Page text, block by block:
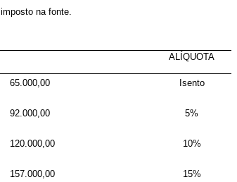
na fonte.
ALÍQUOTA
65.000,00 Isento
92.000,00 5%
120.000,00 10%
157.000,00 15%